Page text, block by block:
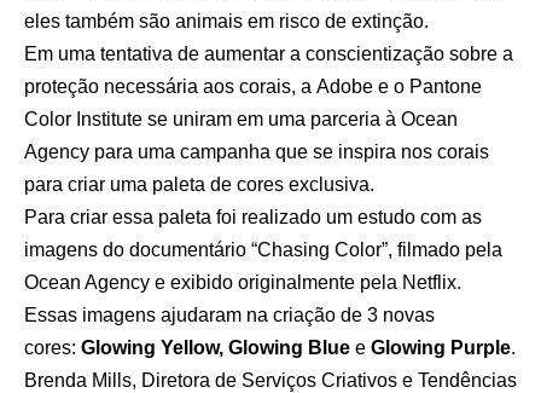
eles também são animais em risco de extinção.
Em uma tentativa de aumentar a conscientização sobre a
proteção necessária aos corais, a Adobe e o Pantone
Color Institute se uniram em uma parceria à Ocean
Agency para uma campanha que se inspira nos corais
para criar uma paleta de cores exclusiva.
Para criar essa paleta foi realizado um estudo com as
imagens do documentário “Chasing Color”, filmado pela
Ocean Agency e exibido originalmente pela Netflix.
Essas imagens ajudaram na criação de 3 novas
cores: Glowing Yellow, Glowing Blue e Glowing Purple.
Brenda Mills, Diretora de Serviços Criativos e Tendências